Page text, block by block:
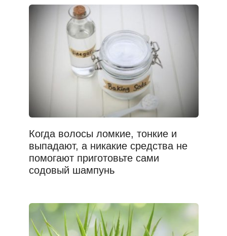
Когда волосы ломкие, тонкие и
выпадают, а никакие средства не
помогают приготовьте сами
содовый шампунь